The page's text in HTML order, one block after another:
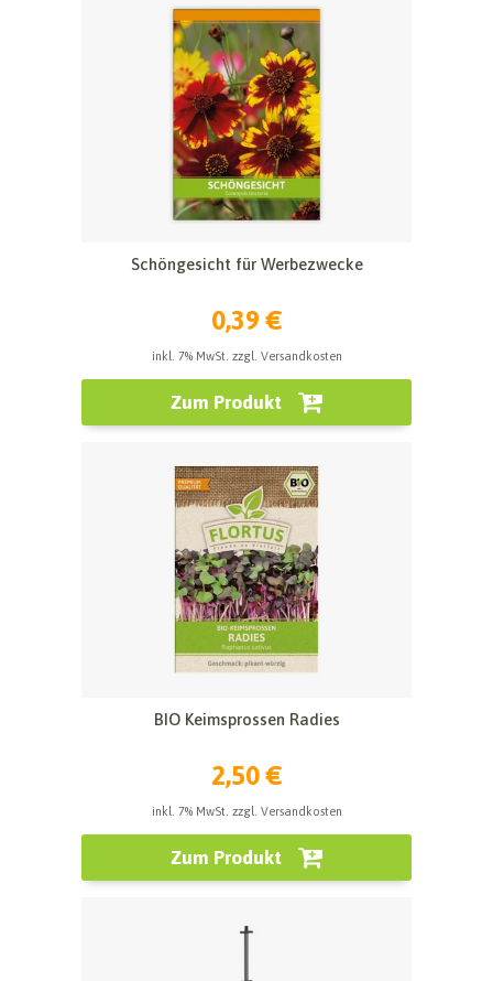
Schöngesicht für Werbezwecke
0,39 €
inkl. 7% MwSt. zzgl. Versandkosten
Zum Produkt
BIO Keimsprossen Radies
2,50 €
inkl. 7% MwSt. zzgl. Versandkosten
Zum Produkt